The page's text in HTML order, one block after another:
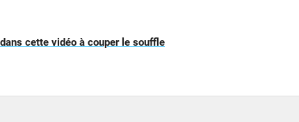
cette vidéo à couper le souffle